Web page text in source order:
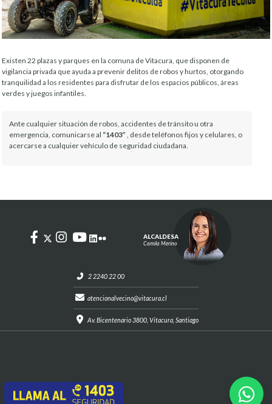
Existen 22 plazas y parques en la comuna de Vitacura, que disponen de
vigilancia privada que ayuda a prevenir delitos de robos y hurtos, otorgando
tranquilidad a los residentes para disfrutar de los espacios públicos, áreas
verdes y juegos infantiles.
Ante cualquier situación de robos, accidentes de tránsito u otra
emergencia, comunicarse al “1403” , desde teléfonos fijos y celulares, o
acercarse a cualquier vehículo de seguridad ciudadana.
2 2240 22 00
atencionalvecino@vitacura.cl
Av. Bicentenario 3800, Vitacura, Santiago
ALCALDESA
Camila Merino